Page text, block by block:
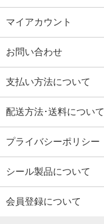
マイアカウント
お問い合わせ
支払い方法について
配送方法･送料について
プライバシーポリシー
シール製品について
会員登録について